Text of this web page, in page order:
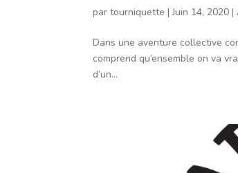
partourniquette |Juin 14, 2020 |
Dans une aventure collective
comprend qu’ensemble on va
d’un...